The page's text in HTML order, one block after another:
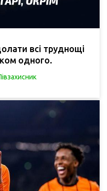
всі труднощі
одного.